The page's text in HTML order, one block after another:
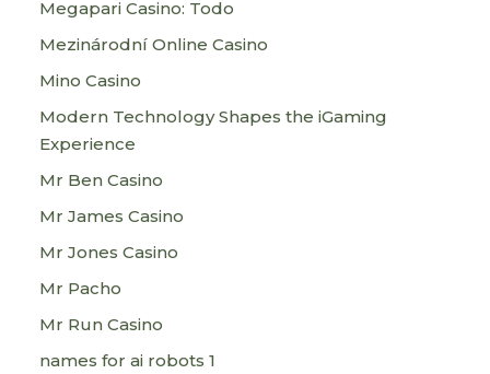
Megapari Casino: Todo
Mezinárodní Online Casino
Mino Casino
Modern Technology Shapes the iGaming
Experience
Mr Ben Casino
Mr James Casino
Mr Jones Casino
Mr Pacho
Mr Run Casino
names for ai robots 1